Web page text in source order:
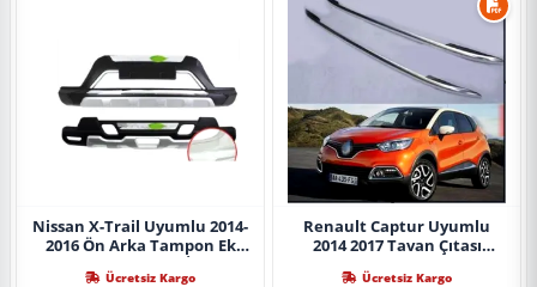
Nissan X-Trail Uyumlu 2014-
2016 Ön Arka Tampon Ek
Koruma Difüzör İthal
Ücretsiz Kargo
Renault Captur Uyumlu
2014 2017 Tavan Çıtası
Ücretsiz Kargo